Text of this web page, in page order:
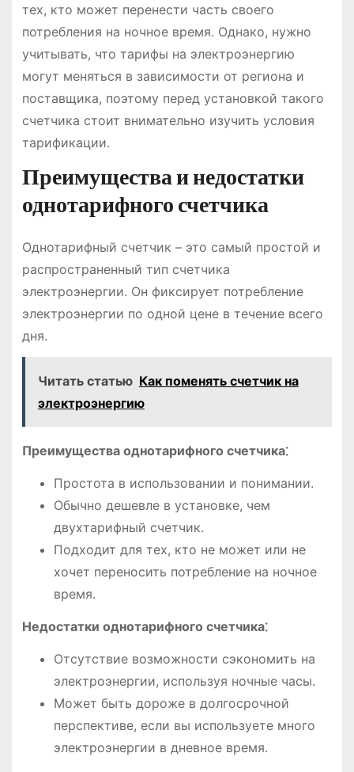
тех, кто может перенести часть своего
потребления на ночное время. Однако, нужно
учитывать, что тарифы на электроэнергию
могут меняться в зависимости от региона и
поставщика, поэтому перед установкой такого
счетчика стоит внимательно изучить условия
тарификации.
Преимущества и недостатки
однотарифного счетчика
Однотарифный счетчик – это самый простой и
распространенный тип счетчика
электроэнергии. Он фиксирует потребление
электроэнергии по одной цене в течение всего
дня.
Читать статью Как поменять счетчик на
электроэнергию
Преимущества однотарифного счетчика⁚
Простота в использовании и понимании.
Обычно дешевле в установке, чем
двухтарифный счетчик.
Подходит для тех, кто не может или не
хочет переносить потребление на ночное
время.
Недостатки однотарифного счетчика⁚
Отсутствие возможности сэкономить на
электроэнергии, используя ночные часы.
Может быть дороже в долгосрочной
перспективе, если вы используете много
электроэнергии в дневное время.